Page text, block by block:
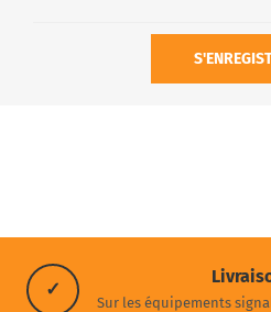
✓
Sur les équipements